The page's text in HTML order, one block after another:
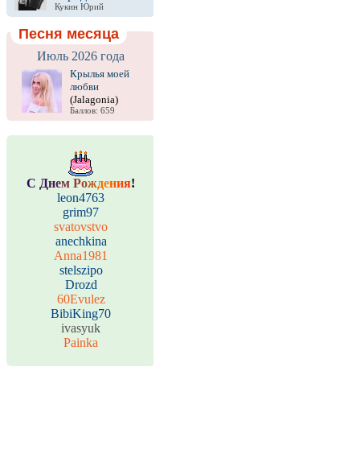
Кукин Юрий
Песня месяца
Июль 2026 года
Крылья моей
любви
(Jalagonia)
Баллов: 659
С Днем Рождения!
leon4763
grim97
svatovstvo
anechkina
Anna1981
stelszipo
Drozd
60Evulez
BibiKing70
ivasyuk
Painka